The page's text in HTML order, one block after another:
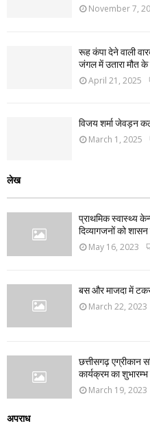
November 7,
रूह कंपा देने वाली
जंगल में उतारा मौत के
April 21, 2025
विजय शर्मा जेवड़न
March 1, 2025
लेख
प्राथमिक स्वास्थ्य
दिव्यागजनों को
May 16, 2023
बस और माजदा में
March 22, 2023
छत्तीसगढ़ एग्रीकान
कार्यक्रम का शुभारम्भ
March 19, 2023
अपराध